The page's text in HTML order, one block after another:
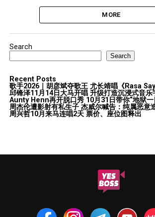
MORE
Search
Search
Recent Posts
歌手2026｜胡彦斌夺歌王 尤长靖唱《Rasa
邱锋泽11月14日大马开唱 升级打造沉浸式音乐
Aunty Henn再开脱口秀 10月31日带你“地狱一
周杰伦遭影射有私生子 杰威尔喊告：纯属恶意
周兴哲10月来马连唱2天 票价、座位图释出